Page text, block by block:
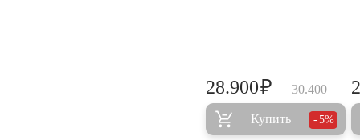
30.400
28.900₽
Купить 5%